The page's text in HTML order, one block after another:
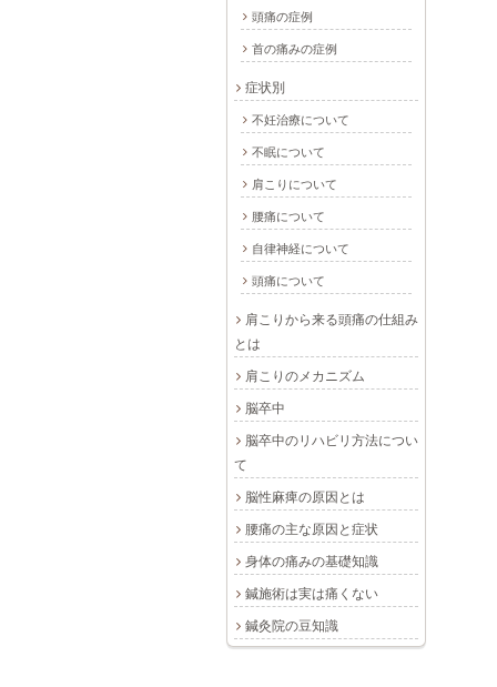
頭痛の症例
首の痛みの症例
症状別
不妊治療について
不眠について
肩こりについて
腰痛について
自律神経について
頭痛について
肩こりから来る頭痛の仕組み
とは
肩こりのメカニズム
脳卒中
脳卒中のリハビリ方法につい
て
脳性麻痺の原因とは
腰痛の主な原因と症状
身体の痛みの基礎知識
鍼施術は実は痛くない
鍼灸院の豆知識